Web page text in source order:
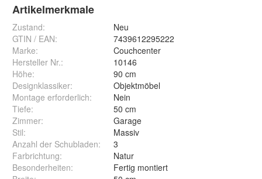
Artikelmerkmale
Zustand:
Neu
GTIN / EAN:
7439612295222
Marke:
Couchcenter
Hersteller Nr.:
10146
Höhe:
90 cm
Designklassiker:
Objektmöbel
Montage erforderlich:
Nein
Tiefe:
50 cm
Zimmer:
Garage
Stil:
Massiv
Anzahl der Schubladen:
3
Farbrichtung:
Natur
Besonderheiten:
Fertig montiert